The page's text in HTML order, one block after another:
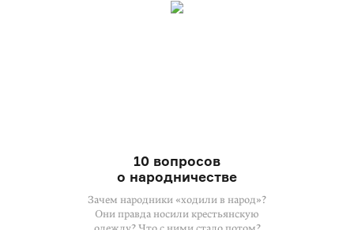
10 вопросов
о народничестве
Зачем народники «ходили в народ»?
Они правда носили крестьянскую